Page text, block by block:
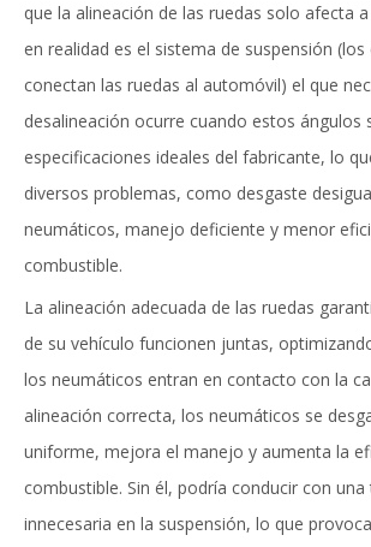
que la alineación de las ruedas solo afecta
en realidad es el sistema de suspensión
conectan las ruedas al automóvil) el que
desalineación ocurre cuando estos ángulos
especificaciones ideales del fabricante, lo
diversos problemas, como desgaste
neumáticos, manejo deficiente y menor
combustible.
La alineación adecuada de las ruedas
de su vehículo funcionen juntas,
los neumáticos entran en contacto con la
alineación correcta, los neumáticos se
uniforme, mejora el manejo y aumenta la
combustible. Sin él, podría conducir con una
innecesaria en la suspensión, lo que